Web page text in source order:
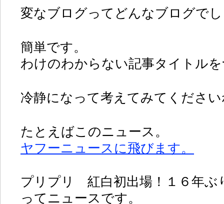
変なブログってどんなブログで
簡単です。
わけのわからない記事タイトル
冷静になって考えてみてくださ
たとえばこのニュース。
ヤフーニュースに飛びます。
プリプリ 紅白初出場！１６年ぶ
ってニュースです。